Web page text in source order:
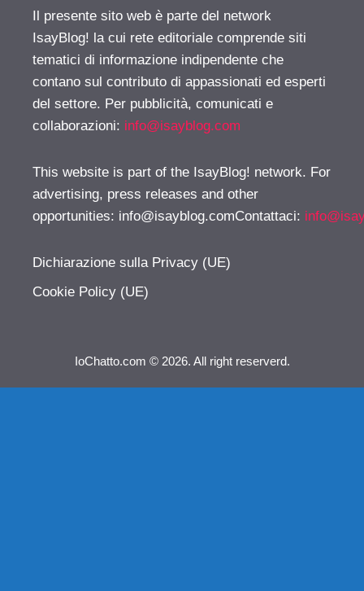
Il presente sito web è parte del network
IsayBlog! la cui rete editoriale comprende siti
tematici di informazione indipendente che
contano sul contributo di appassionati ed esperti
del settore. Per pubblicità, comunicati e
collaborazioni: info@isayblog.com
This website is part of the IsayBlog! network. For
advertising, press releases and other
opportunities: info@isayblog.comContattaci:
Dichiarazione sulla Privacy (UE)
Cookie Policy (UE)
IoChatto.com © 2026. All right reserverd.